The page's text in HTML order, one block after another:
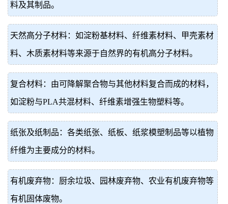
料及其制品。
天然高分子材料：如淀粉基材料、纤维素材料、甲壳素材
料、木质素材料等来源于自然界的有机高分子材料。
复合材料：由可降解聚合物与其他材料复合而成的材料，
如淀粉与PLA共混材料、纤维素增强生物塑料等。
纸张及纸制品：各类纸张、纸板、纸浆模塑制品等以植物
纤维为主要成分的材料。
有机废弃物：厨余垃圾、园林废弃物、农业有机废弃物等
有机固体废物。